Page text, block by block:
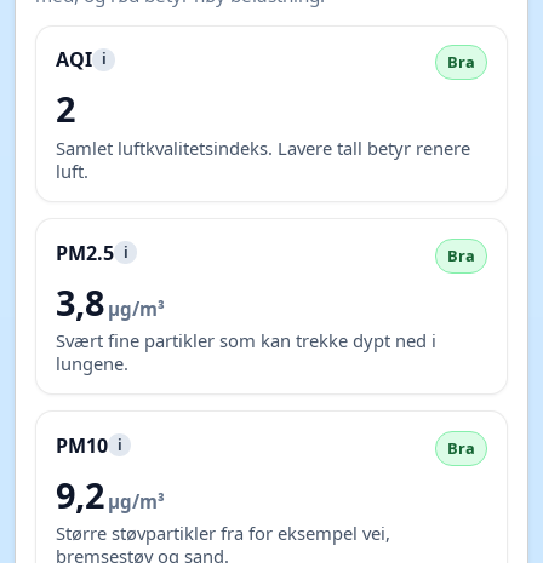
AQI i Bra
2
Samlet luftkvalitetsindeks. Lavere tall betyr renere
luft.
PM2.5 i Bra
3,8 µg/m³
Svært fine partikler som kan trekke dypt ned i
lungene.
PM10 i Bra
9,2 µg/m³
Større støvpartikler fra for eksempel vei,
bremsestøv og sand.